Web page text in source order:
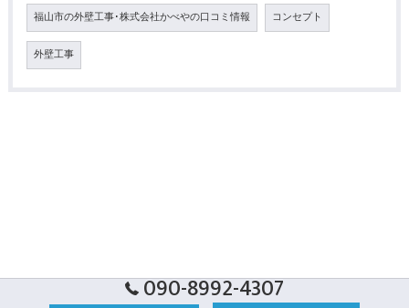
福山市の外壁工事･株式会社かべやの口コミ情報 コンセプト
外壁工事
090-8992-4307